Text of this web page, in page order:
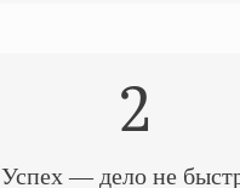
2
Успех — дело не